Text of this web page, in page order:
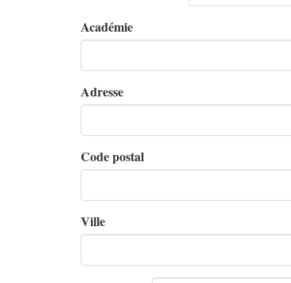
Académie
Adresse
Code postal
Ville